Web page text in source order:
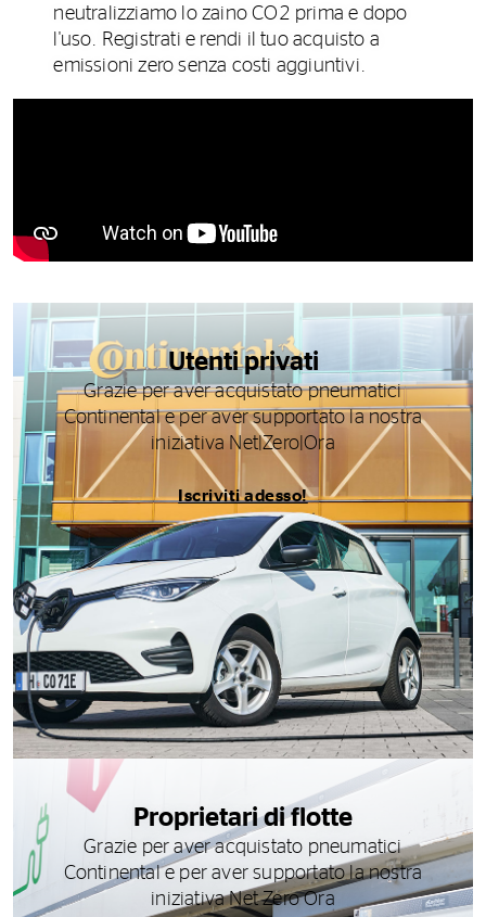
neutralizziamo lo zaino CO2 prima e dopo
l'uso. Registrati e rendi il tuo acquisto a
emissioni zero senza costi aggiuntivi.
Utenti privati
Grazie per aver acquistato pneumatici
Continental e per aver supportato la nostra
iniziativa Net|Zero|Ora
Iscriviti adesso!
Proprietari di flotte
Grazie per aver acquistato pneumatici
Continental e per aver supportato la nostra
iniziativa Net Zero Ora